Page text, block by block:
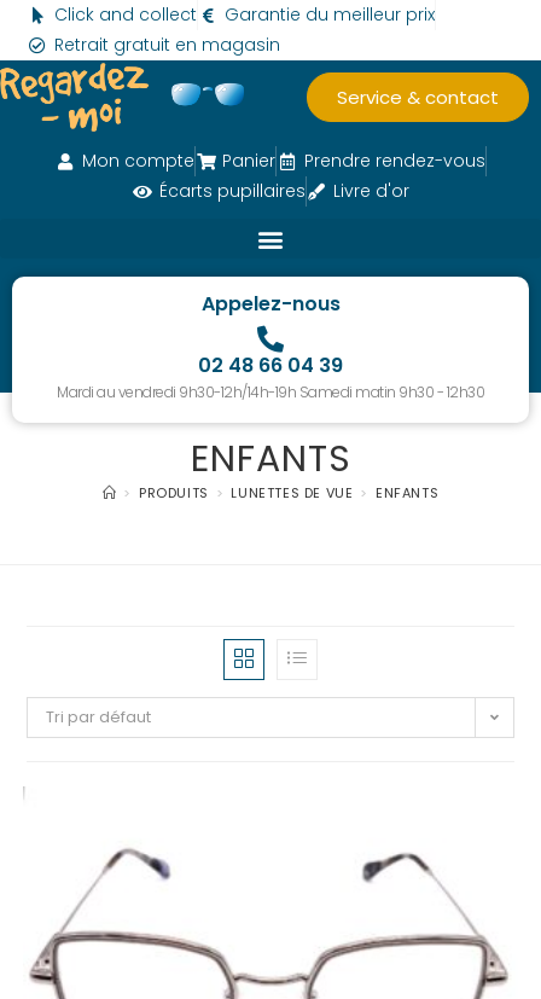
Click and collect
Garantie du meilleur prix
Retrait gratuit en magasin
Service & contact
Mon compte Panier
Prendre rendez-vous
Écarts pupillaires
Livre d'or
Appelez-nous
02 48 66 04 39
Mardi au vendredi 9h30-12h/14h-19h Samedi matin 9h30 - 12h30
ENFANTS
> PRODUITS > LUNETTES DE VUE > ENFANTS
Tri par défaut